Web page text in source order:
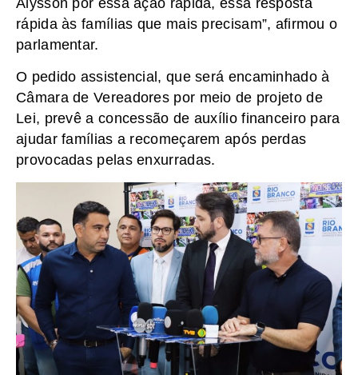
rápida às famílias que mais precisam”, afirmou o
parlamentar.
O pedido assistencial, que será encaminhado à
Câmara de Vereadores por meio de projeto de
Lei, prevê a concessão de auxílio financeiro para
ajudar famílias a recomeçarem após perdas
provocadas pelas enxurradas.